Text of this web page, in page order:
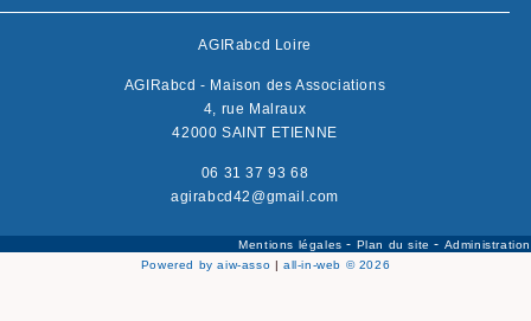
AGIRabcd Loire
AGIRabcd - Maison des Associations
4, rue Malraux
42000 SAINT ETIENNE
06 31 37 93 68
agirabcd42@gmail.com
Mentions légales- Plan du site- Administration
Powered by aiw-asso | all-in-web © 2026